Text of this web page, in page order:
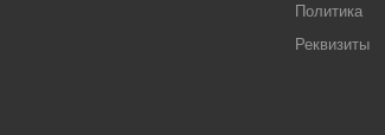
Политика
Реквизиты